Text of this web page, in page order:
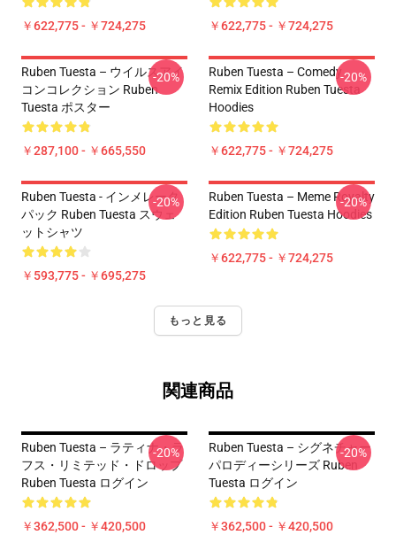
￥622,775 - ￥724,275 ￥622,775 - ￥724,275
Ruben Tuesta – ウイルスアイ
コンコレクション Ruben
Tuesta ポスター
￥287,100 - ￥665,550
-20%
Ruben Tuesta – Comedy
Remix Edition Ruben Tuesta
Hoodies
￥622,775 - ￥724,275
-20%
Ruben Tuesta - インメレータ
パック Ruben Tuesta スウェ
ットシャツ
￥593,775 - ￥695,275
-20%
Ruben Tuesta – Meme Royalty
Edition Ruben Tuesta Hoodies
￥622,775 - ￥724,275
-20%
もっと見る
関連商品
Ruben Tuesta – ラティナ・ラ
フス・リミテッド・ドロップ
Ruben Tuesta ログイン
￥362,500 - ￥420,500
-20%
Ruben Tuesta – シグネチャー
パロディーシリーズ Ruben
Tuesta ログイン
￥362,500 - ￥420,500
-20%